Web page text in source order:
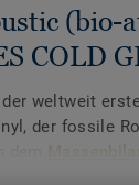
(bio-
COLD
weltweit
der fossile